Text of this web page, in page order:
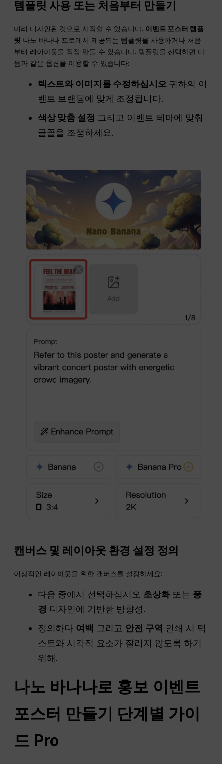
템플릿 사용 또는 처음부터 만들기
미리 디자인된 것으로 시작할 수 있습니다. 이벤트 포스터 템플
릿 나노 바나나 프로에서 제공되는 템플릿을 사용하거나 처음
부터 레이아웃을 직접 만들 수 있습니다. 템플릿을 선택하면 다
음과 같은 옵션을 이용할 수 있습니다:
텍스트와 이미지를 수정하십시오 귀하의 이
벤트 브랜딩에 맞게 조정됩니다.
색상 맞춤 설정 그리고 이벤트 테마에 맞춰
글꼴을 조정하세요.
캔버스 및 레이아웃 환경 설정 정의
이상적인 레이아웃을 위한 캔버스를 설정하세요:
다음 중에서 선택하십시오 초상화 또는 풍
경 디자인에 기반한 방향성.
정의하다 여백 그리고 안전 구역 인쇄 시 텍
스트와 시각적 요소가 잘리지 않도록 하기
위해.
나노 바나나로 홍보 이벤트
포스터 만들기 단계별 가이
드 Pro